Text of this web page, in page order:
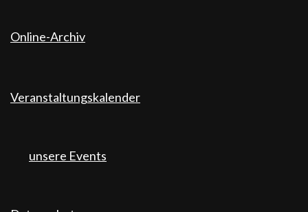
Online-Archiv
Veranstaltungskalender
unsere Events